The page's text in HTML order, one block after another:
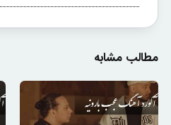
مطالب مشابه